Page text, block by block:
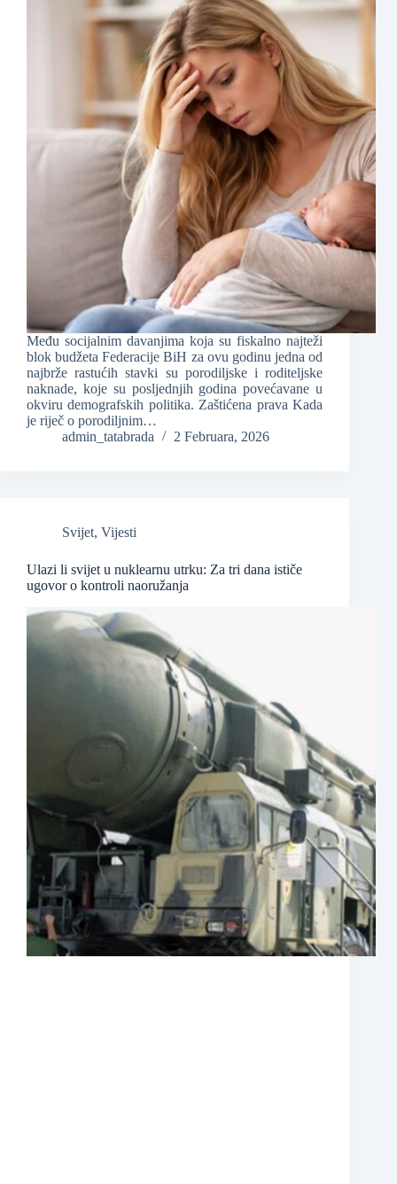
Među socijalnim davanjima koja su fiskalno najteži
blok budžeta Federacije BiH za ovu godinu jedna od
najbrže rastućih stavki su porodiljske i roditeljske
naknade, koje su posljednjih godina povećavane u
okviru demografskih politika. Zaštićena prava Kada
je riječ o porodiljnim…
admin_tatabrada
2 Februara, 2026
Svijet, Vijesti
Ulazi li svijet u nuklearnu utrku: Za tri dana ističe
ugovor o kontroli naoružanja